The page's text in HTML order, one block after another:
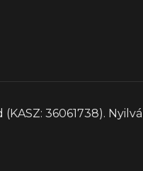
36061738).